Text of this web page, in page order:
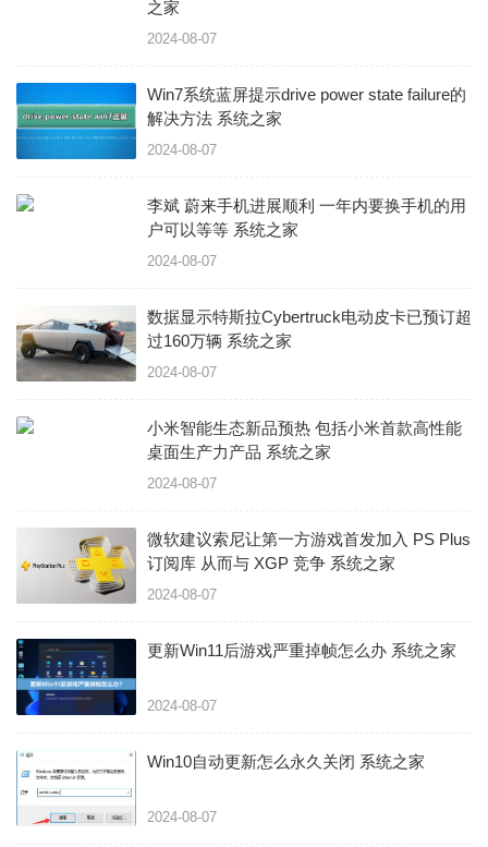
之家
2024-08-07
Win7系统蓝屏提示drive power state failure的
解决方法 系统之家
2024-08-07
李斌 蔚来手机进展顺利 一年内要换手机的用
户可以等等 系统之家
2024-08-07
数据显示特斯拉Cybertruck电动皮卡已预订超
过160万辆 系统之家
2024-08-07
小米智能生态新品预热 包括小米首款高性能
桌面生产力产品 系统之家
2024-08-07
微软建议索尼让第一方游戏首发加入 PS Plus
订阅库 从而与 XGP 竞争 系统之家
2024-08-07
更新Win11后游戏严重掉帧怎么办 系统之家
2024-08-07
Win10自动更新怎么永久关闭 系统之家
2024-08-07